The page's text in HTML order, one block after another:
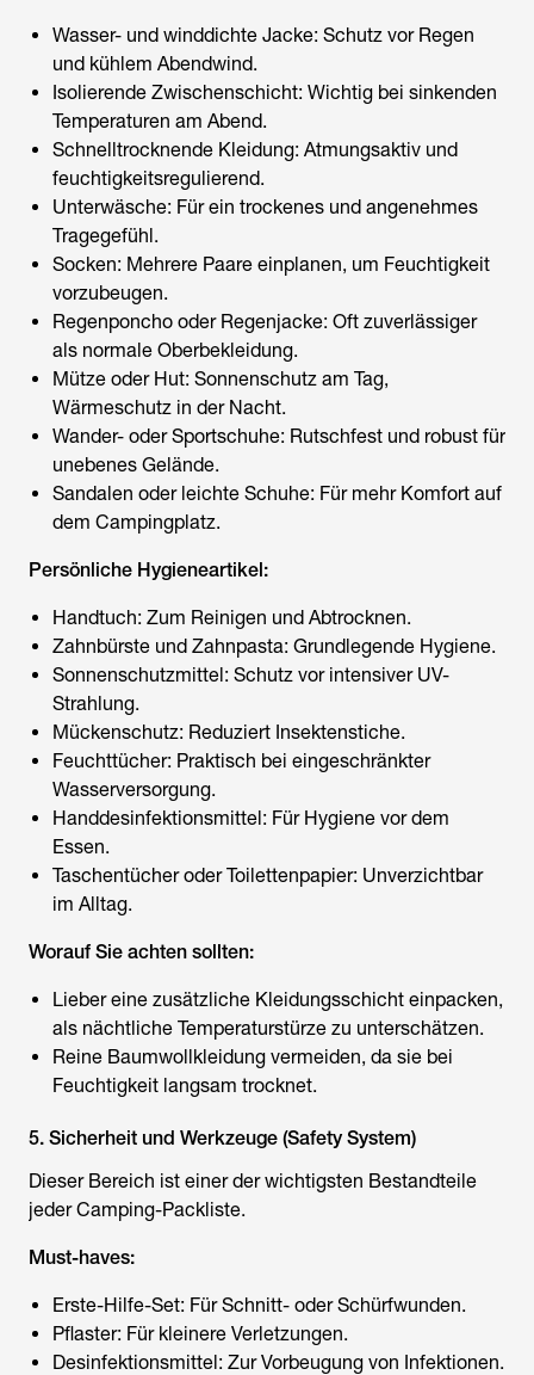
Wasser- und winddichte Jacke: Schutz vor Regen
und kühlem Abendwind.
Isolierende Zwischenschicht: Wichtig bei sinkenden
Temperaturen am Abend.
Schnelltrocknende Kleidung: Atmungsaktiv und
feuchtigkeitsregulierend.
Unterwäsche: Für ein trockenes und angenehmes
Tragegefühl.
Socken: Mehrere Paare einplanen, um Feuchtigkeit
vorzubeugen.
Regenponcho oder Regenjacke: Oft zuverlässiger
als normale Oberbekleidung.
Mütze oder Hut: Sonnenschutz am Tag,
Wärmeschutz in der Nacht.
Wander- oder Sportschuhe: Rutschfest und robust für
unebenes Gelände.
Sandalen oder leichte Schuhe: Für mehr Komfort auf
dem Campingplatz.
Persönliche Hygieneartikel:
Handtuch: Zum Reinigen und Abtrocknen.
Zahnbürste und Zahnpasta: Grundlegende Hygiene.
Sonnenschutzmittel: Schutz vor intensiver UV-
Strahlung.
Mückenschutz: Reduziert Insektenstiche.
Feuchttücher: Praktisch bei eingeschränkter
Wasserversorgung.
Handdesinfektionsmittel: Für Hygiene vor dem
Essen.
Taschentücher oder Toilettenpapier: Unverzichtbar
im Alltag.
Worauf Sie achten sollten:
Lieber eine zusätzliche Kleidungsschicht einpacken,
als nächtliche Temperaturstürze zu unterschätzen.
Reine Baumwollkleidung vermeiden, da sie bei
Feuchtigkeit langsam trocknet.
5. Sicherheit und Werkzeuge (Safety System)
Dieser Bereich ist einer der wichtigsten Bestandteile
jederCamping-Packliste.
Must-haves:
Erste-Hilfe-Set: Für Schnitt- oder Schürfwunden.
Pflaster: Für kleinere Verletzungen.
Desinfektionsmittel: Zur Vorbeugung von Infektionen.